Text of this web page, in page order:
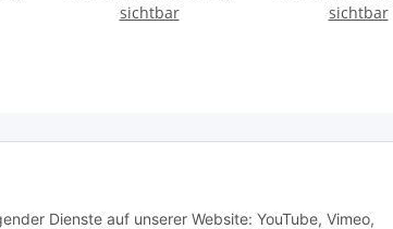
Dienste auf unserer Website: YouTube, Vimeo,
sichtbar
sichtbar